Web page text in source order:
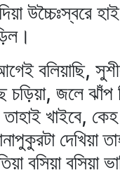
উচ্চৈঃস্বরে
বলিয়াছি,
চড়িয়া, জলে ঝাঁপ
খাইবে,
দেখিয়া
বসিয়া বসিয়া